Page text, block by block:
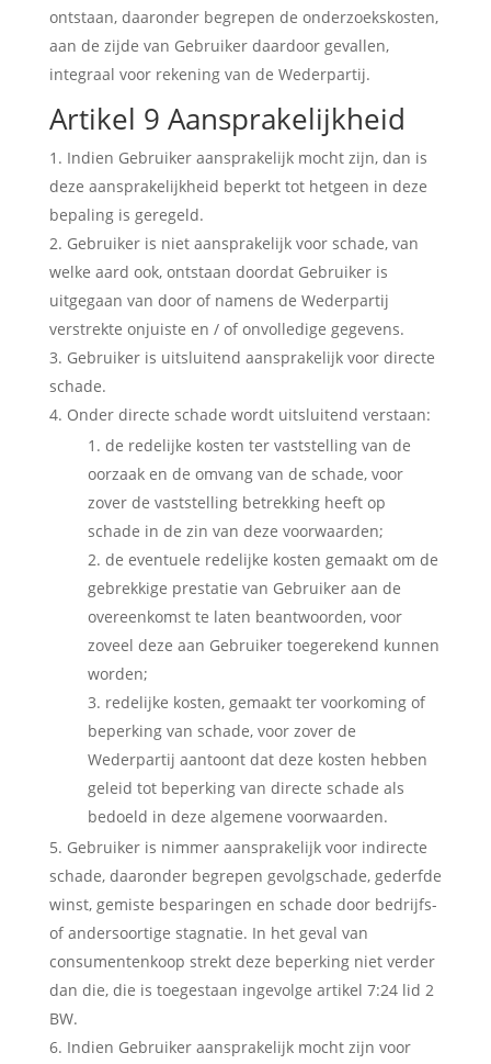
ontstaan, daaronder begrepen de onderzoekskosten,
aan de zijde van Gebruiker daardoor gevallen,
integraal voor rekening van de Wederpartij.
Artikel 9 Aansprakelijkheid
Indien Gebruiker aansprakelijk mocht zijn, dan is
deze aansprakelijkheid beperkt tot hetgeen in deze
bepaling is geregeld.
Gebruiker is niet aansprakelijk voor schade, van
welke aard ook, ontstaan doordat Gebruiker is
uitgegaan van door of namens de Wederpartij
verstrekte onjuiste en / of onvolledige gegevens.
Gebruiker is uitsluitend aansprakelijk voor directe
schade.
Onder directe schade wordt uitsluitend verstaan:
de redelijke kosten ter vaststelling van de
oorzaak en de omvang van de schade, voor
zover de vaststelling betrekking heeft op
schade in de zin van deze voorwaarden;
de eventuele redelijke kosten gemaakt om de
gebrekkige prestatie van Gebruiker aan de
overeenkomst te laten beantwoorden, voor
zoveel deze aan Gebruiker toegerekend kunnen
worden;
redelijke kosten, gemaakt ter voorkoming of
beperking van schade, voor zover de
Wederpartij aantoont dat deze kosten hebben
geleid tot beperking van directe schade als
bedoeld in deze algemene voorwaarden.
Gebruiker is nimmer aansprakelijk voor indirecte
schade, daaronder begrepen gevolgschade, gederfde
winst, gemiste besparingen en schade door bedrijfs-
of andersoortige stagnatie. In het geval van
consumentenkoop strekt deze beperking niet verder
dan die, die is toegestaan ingevolge artikel 7:24 lid 2
BW.
Indien Gebruiker aansprakelijk mocht zijn voor